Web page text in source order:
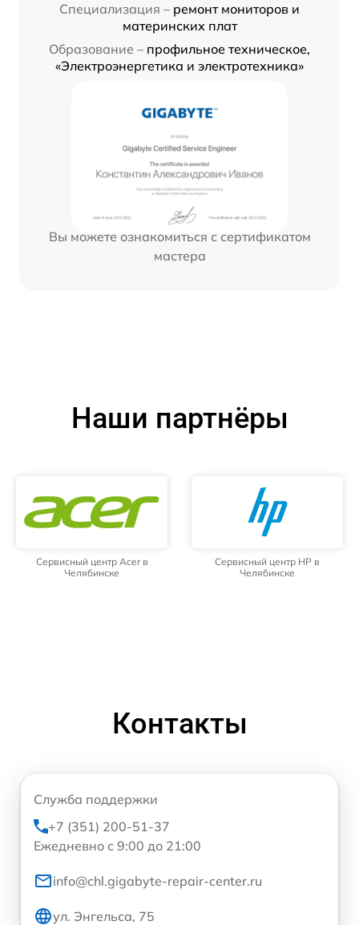
Специализация – ремонт мониторов и
материнских плат
Образование – профильное техническое,
«Электроэнергетика и электротехника»
Вы можете ознакомиться с сертификатом
мастера
Наши партнёры
Сервисный центр Acer в
Челябинске
Сервисный центр HP в
Челябинске
Контакты
Служба поддержки
+7 (351) 200-51-37
Ежедневно с 9:00 до 21:00
info@chl.gigabyte-repair-center.ru
ул. Энгельса, 75